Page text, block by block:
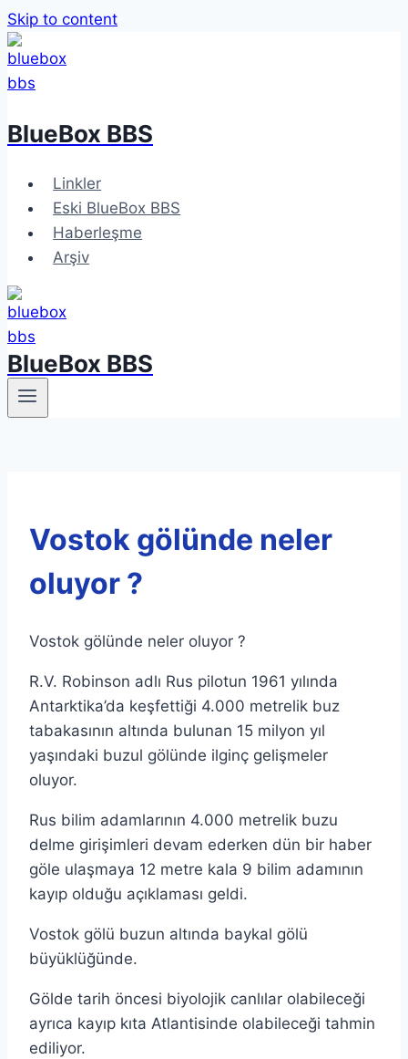
Skip to content
BlueBox BBS
Linkler
Eski BlueBox BBS
Haberleşme
Arşiv
BlueBox BBS
Vostok gölünde neler
oluyor ?
Vostok gölünde neler oluyor ?
R.V. Robinson adlı Rus pilotun 1961 yılında
Antarktika’da keşfettiği 4.000 metrelik buz
tabakasının altında bulunan 15 milyon yıl
yaşındaki buzul gölünde ilginç gelişmeler
oluyor.
Rus bilim adamlarının 4.000 metrelik buzu
delme girişimleri devam ederken dün bir haber
göle ulaşmaya 12 metre kala 9 bilim adamının
kayıp olduğu açıklaması geldi.
Vostok gölü buzun altında baykal gölü
büyüklüğünde.
Gölde tarih öncesi biyolojik canlılar olabileceği
ayrıca kayıp kıta Atlantisinde olabileceği tahmin
ediliyor.